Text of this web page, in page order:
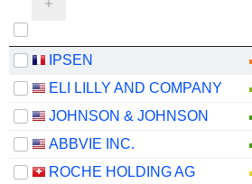
IPSEN
ELI LILLY AND COMPANY
JOHNSON & JOHNSON
ABBVIE INC.
ROCHE HOLDING AG